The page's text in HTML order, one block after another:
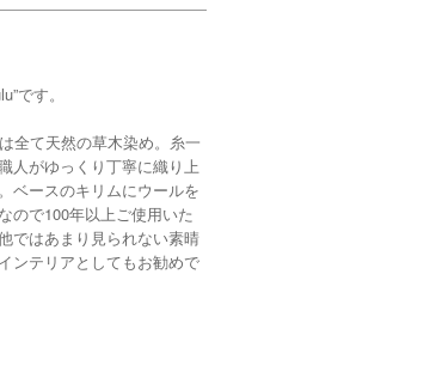
です。
全て天然の草木染め。糸一
人がゆっくり丁寧に織り上
ベースのキリムにウールを
ので100年以上ご使用いた
ではあまり見られない素晴
ンテリアとしてもお勧めで